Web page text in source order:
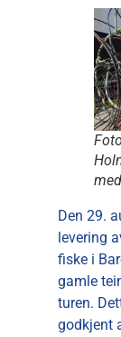
Den 29.
levering
fiske i
gamle
turen.
godkjent